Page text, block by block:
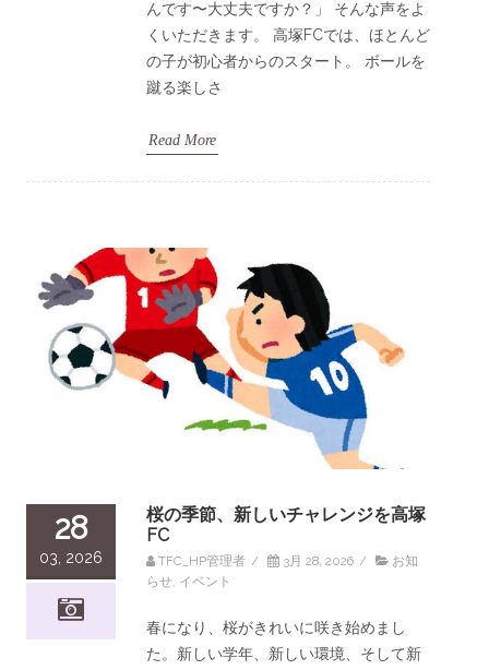
んです〜大丈夫ですか？」 そんな声をよ
くいただきます。 高塚FCでは、ほとんど
の子が初心者からのスタート。 ボールを
蹴る楽しさ
Read More
28
03, 2026
桜の季節、新しいチャレンジを高塚
FC
TFC_HP管理者 / 3月 28, 2026 /
お知
らせ, イベント
春になり、桜がきれいに咲き始めまし
た。新しい学年、新しい環境、そして新